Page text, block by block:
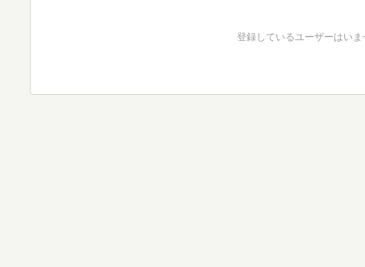
登録しているユーザーはいま